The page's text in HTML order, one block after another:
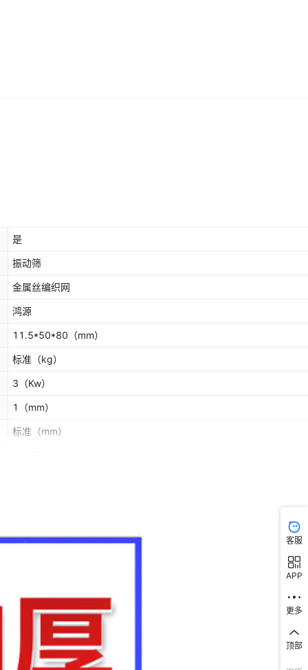
是
振动筛
金属丝编织网
鸿源
11.5*50*80 （mm）
标准 （kg）
3 （Kw）
1 （mm）
标准 （mm）
客服
APP
更多
顶部